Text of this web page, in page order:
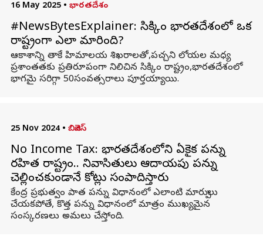
16 May 2025 • భారతదేశం
#NewsBytesExplainer: సిక్కిం భారతదేశంలో ఒక
రాష్ట్రంగా ఎలా మారింది?
ఆకాశాన్ని తాకే హిమాలయ శిఖరాలతో,పచ్చని లోయల మధ్య
ప్రశాంతతకు ప్రతిరూపంగా నిలిచిన సిక్కిం రాష్ట్రం,భారతదేశంలో
భాగమై సరిగ్గా 50సంవత్సరాలు పూర్తయ్యాయి.
25 Nov 2024 • బిజినెస్
No Income Tax: భారతదేశంలోని ఏకైక పన్ను
రహిత రాష్ట్రం.. నివాసితులు ఆదాయపు పన్ను
చెల్లించకుండానే కోట్లు సంపాదిస్తారు
కేంద్ర ప్రభుత్వం పాత పన్ను విధానంలో ఎలాంటి మార్పులు
చేయకపోతే, కొత్త పన్ను విధానంలో మాత్రం ముఖ్యమైన
సంస్కరణలు అమలు చేస్తోంది.